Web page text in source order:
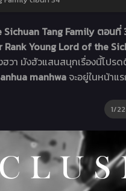
Tang Family ตอนที่
Young Lord of the
วา มังฮัวแสนสนุกเรื่องนี้โปร
manhwa จะอยู่ในหน้าแ